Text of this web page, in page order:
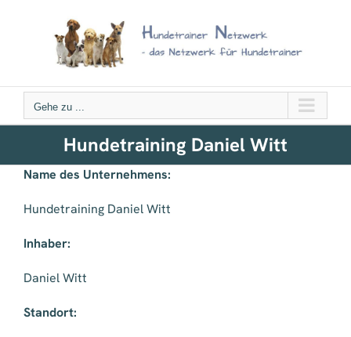
Gehe zu ...
Hundetraining Daniel Witt
Name des Unternehmens:
Hundetraining Daniel Witt
Inhaber:
Daniel Witt
Standort: